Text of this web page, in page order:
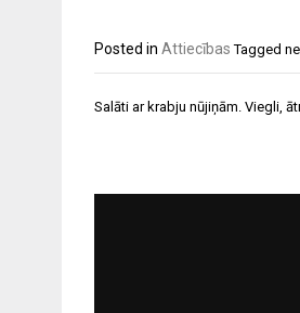
Posted in Attiecības Tagged
Ziņu
Salāti ar krabju nūjiņām. Viegli,